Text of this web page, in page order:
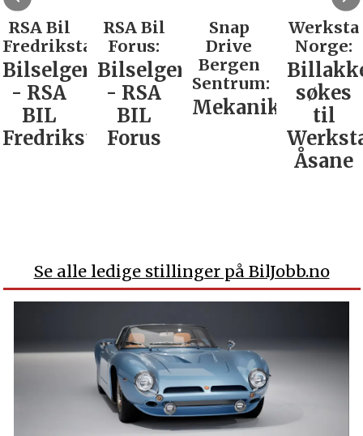
RSA Bil
Fredrikstad:
Bilselger
- RSA
BIL
Fredrikstad
RSA Bil
Forus:
Bilselger
- RSA
BIL
Forus
Snap
Drive
Bergen
Sentrum:
Mekaniker
Werksta
Norge:
søkes
til
Åsane
Se alle ledige stillinger på BilJobb.no